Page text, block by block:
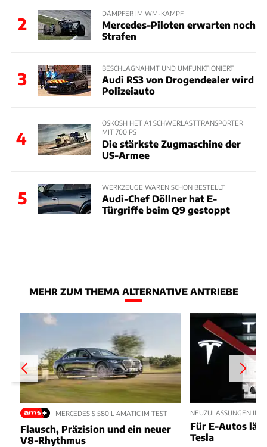
2
DÄMPFER IM WM-KAMPF
Mercedes-Piloten erwarten noch
Strafen
3
BESCHLAGNAHMT UND UMFUNKTIONIERT
Audi RS3 von Drogendealer wird
Polizeiauto
4
OSKOSH HET A1 SCHWERLASTTRANSPORTER
MIT 700 PS
Die stärkste Zugmaschine der
US-Armee
5
WERKZEUGE WAREN SCHON BESTELLT
Audi-Chef Döllner hat E-
Türgriffe beim Q9 gestoppt
MEHR ZUM THEMA ALTERNATIVE ANTRIEBE
MERCEDES S 580 L 4MATIC IM TEST
Flausch, Präzision und ein neuer
V8-Rhythmus
NEUZULASSUNGEN IM
Für E-Autos
Tesla